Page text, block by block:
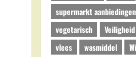
supermarkt aanbiedingen
vegetarisch
Veiligheid
vlees
wasmiddel